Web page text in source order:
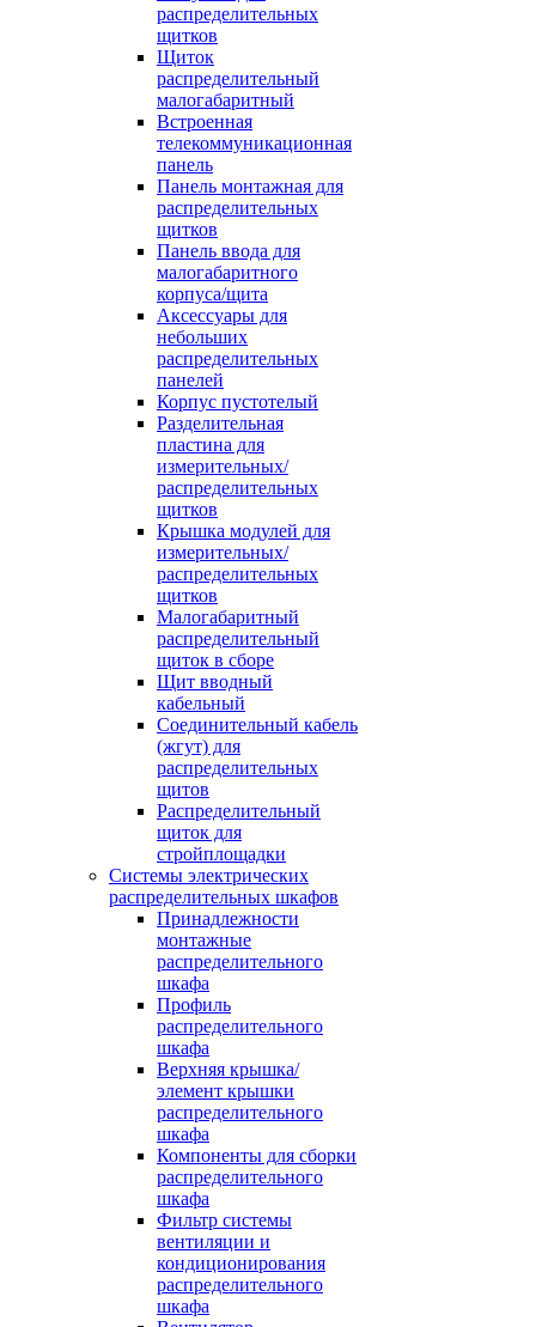
распределительных
щитков
Щиток
распределительный
малогабаритный
Встроенная
телекоммуникационная
панель
Панель монтажная для
распределительных
щитков
Панель ввода для
малогабаритного
корпуса/щита
Аксессуары для
небольших
распределительных
панелей
Корпус пустотелый
Разделительная
пластина для
измерительных/
распределительных
щитков
Крышка модулей для
измерительных/
распределительных
щитков
Малогабаритный
распределительный
щиток в сборе
Щит вводный
кабельный
Соединительный кабель
(жгут) для
распределительных
щитов
Распределительный
щиток для
стройплощадки
Системы электрических
распределительных шкафов
Принадлежности
монтажные
распределительного
шкафа
Профиль
распределительного
шкафа
Верхняя крышка/
элемент крышки
распределительного
шкафа
Компоненты для сборки
распределительного
шкафа
Фильтр системы
вентиляции и
кондиционирования
распределительного
шкафа